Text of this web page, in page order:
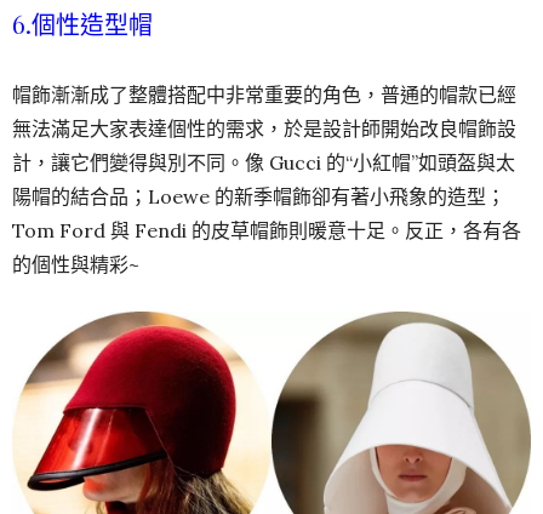
6.個性造型帽
帽飾漸漸成了整體搭配中非常重要的角色，普通的帽款已經
無法滿足大家表達個性的需求，於是設計師開始改良帽飾設
計，讓它們變得與別不同。像 Gucci 的“小紅帽”如頭盔與太
陽帽的結合品；Loewe 的新季帽飾卻有著小飛象的造型；
Tom Ford 與 Fendi 的皮草帽飾則暖意十足。反正，各有各
的個性與精彩~